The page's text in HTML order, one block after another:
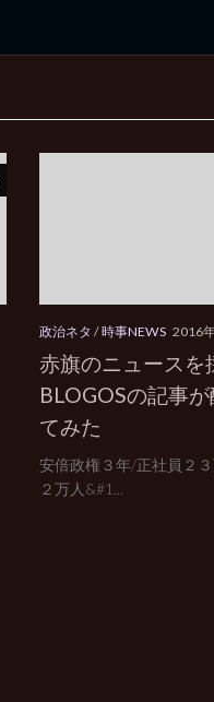
政治ネタ /時事NEWS 2016
赤旗のニュースを
BLOGOSの記事
てみた
安倍政権３年/正社員２
２万人&#1...